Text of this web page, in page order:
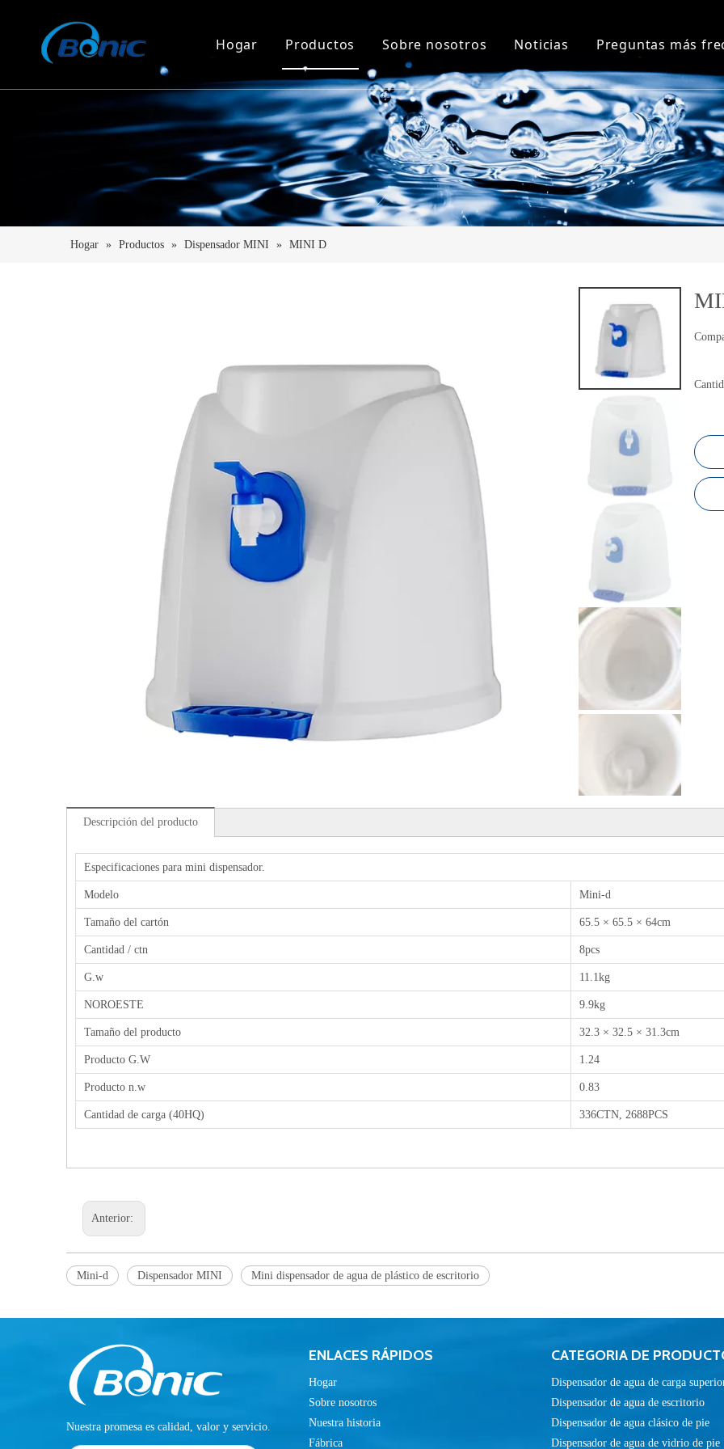
Hogar Productos
Dispensador de agua de carga superior
Dispensador de agua de carga inferior
Dispensador de agua Pou
Purificador de agua y piezas
Soporte para botella de agua
Sobre nosotros
Sobre nosotros
Nuestra historia
Fábrica
Honor
Noticias
Noticias de la compañía
Noticias de la Industria
Preguntas más
Hogar » Productos » Dispensador MINI » MINI D
Descripción del producto
Especificaciones para mini dispensador.
Modelo Mini-d
Tamaño del cartón 65.5 × 65.5 × 64cm
Cantidad / ctn 8pcs
G.w 11.1kg
NOROESTE 9.9kg
Tamaño del producto 32.3 × 32.5 × 31.3cm
Producto G.W 1.24
Producto n.w 0.83
Cantidad de carga (40HQ) 336CTN, 2688PCS
Anterior:
Mini-d Dispensador MINI Mini dispensador de agua de plástico de escritorio
Nuestra promesa es calidad, valor y servicio.
ENLACES RÁPIDOS
Hogar
Sobre nosotros
Nuestra historia
Fábrica
CATEGORIA DE
Dispensador de agua de carga
Dispensador de agua de escritorio
Dispensador de agua clásico de pie
Dispensador de agua de vidrio de pie